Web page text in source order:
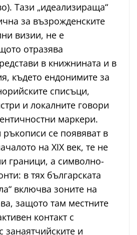
Тази „идеализираща“
за възрожденските
визии, не е
отразява
в книжнината и в
където ендонимите за
списъци,
и локалните говори
маркери.
се появяват в
на XIX век, те не
граници, а символно-
в тях българската
включва зоните на
защото там местните
контакт с
занаятчийските и